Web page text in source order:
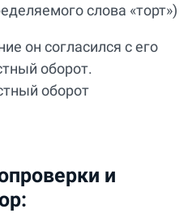
слова «торт»)
он согласился с его
оборот.
оборот
и